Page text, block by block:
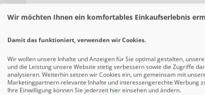
Das Tor ist wahlweise DIN links oder DIN rechts
geliefert. Für mehr Komfort kann der passende
Technische Daten
Material Profile
WPC, 30 cm hoch
Abmessung (B x H)
98 x 180 cm
Wir möchten Ihnen ein komfortables Einkaufserlebnis
Damit das funktioniert, verwenden wir Cookies.
Wir wollen unsere Inhalte und Anzeigen für Sie optimal gestalten,
und die Leistung unsere Website stetig verbessern sowie die Zugriffe
analysieren. Weiterhin setzen wir Cookies ein, um gemeinsam mit
Marketingpartnern relevante Inhalte und interessengerechte Werbung
Ihre Einwilligung können Sie jederzeit hiereinsehen und ändern.